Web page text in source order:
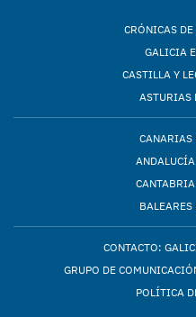
CRÓNICAS
GALICIA
CASTILLA Y
ASTURIAS
CANARIAS
BALEARES
CONTACTO:
GRUPO DE
POLÍTICA